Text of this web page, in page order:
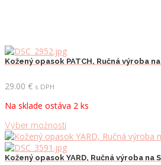
Kožený opasok PATCH, Ručná výroba
29.00 € s DPH
Na sklade ostáva 2 ks
Výber možnostíTento
produkt
má
viacero
Kožený opasok YARD, Ručná výroba na